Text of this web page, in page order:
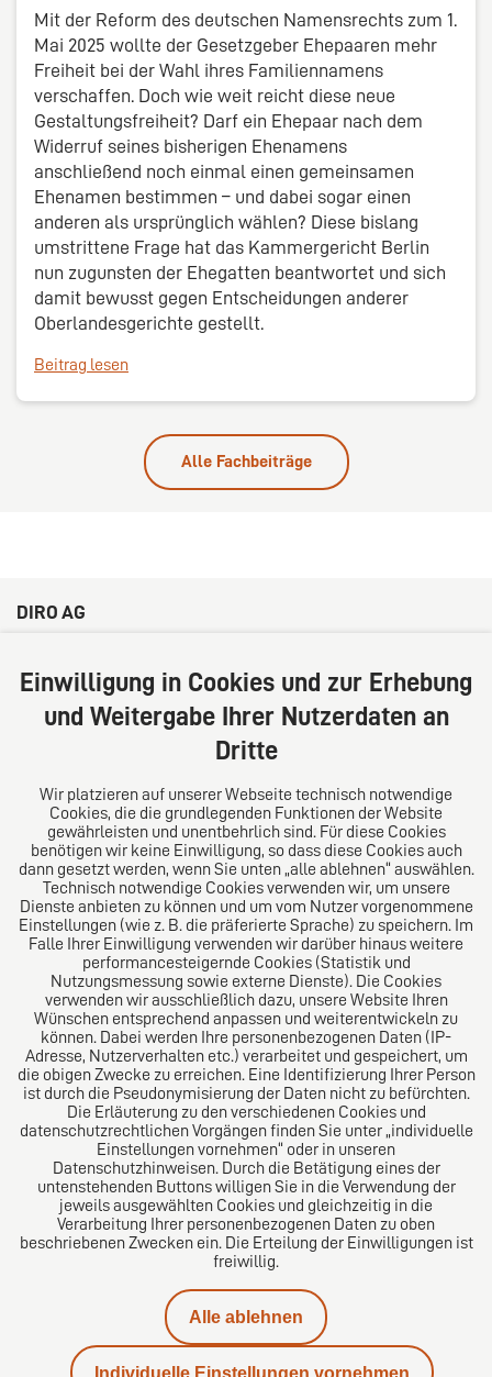
Mit der Reform des deutschen Namensrechts zum 1.
Mai 2025 wollte der Gesetzgeber Ehepaaren mehr
Freiheit bei der Wahl ihres Familiennamens
verschaffen. Doch wie weit reicht diese neue
Gestaltungsfreiheit? Darf ein Ehepaar nach dem
Widerruf seines bisherigen Ehenamens
anschließend noch einmal einen gemeinsamen
Ehenamen bestimmen – und dabei sogar einen
anderen als ursprünglich wählen? Diese bislang
umstrittene Frage hat das Kammergericht Berlin
nun zugunsten der Ehegatten beantwortet und sich
damit bewusst gegen Entscheidungen anderer
Oberlandesgerichte gestellt.
Beitrag lesen
Alle Fachbeiträge
DIRO AG
20354 Hamburg
Deutschland
Tel: +49 (0) 40 41352231
Über uns
Das Kanzlei-Vertrauensnetzwerk. Aus Europa für die
Welt. Für den erfolgreichen Mittelstand.
Folgen Sie uns auf
Das europäische Kanzlei-Netzwerk
Datenschutz
Einwilligung in Cookies und zur Erhebung
und Weitergabe Ihrer Nutzerdaten an
Dritte
Wir platzieren auf unserer Webseite technisch notwendige
Cookies, die die grundlegenden Funktionen der Website
gewährleisten und unentbehrlich sind. Für diese Cookies
benötigen wir keine Einwilligung, so dass diese Cookies auch
dann gesetzt werden, wenn Sie unten „alle ablehnen“ auswählen.
Technisch notwendige Cookies verwenden wir, um unsere
Dienste anbieten zu können und um vom Nutzer vorgenommene
Einstellungen (wie z. B. die präferierte Sprache) zu speichern. Im
Falle Ihrer Einwilligung verwenden wir darüber hinaus weitere
performancesteigernde Cookies (Statistik und
Nutzungsmessung sowie externe Dienste). Die Cookies
verwenden wir ausschließlich dazu, unsere Website Ihren
Wünschen entsprechend anpassen und weiterentwickeln zu
können. Dabei werden Ihre personenbezogenen Daten (IP-
Adresse, Nutzerverhalten etc.) verarbeitet und gespeichert, um
die obigen Zwecke zu erreichen. Eine Identifizierung Ihrer Person
ist durch die Pseudonymisierung der Daten nicht zu befürchten.
Die Erläuterung zu den verschiedenen Cookies und
datenschutzrechtlichen Vorgängen finden Sie unter „individuelle
Einstellungen vornehmen“ oder in unseren
Datenschutzhinweisen. Durch die Betätigung eines der
untenstehenden Buttons willigen Sie in die Verwendung der
jeweils ausgewählten Cookies und gleichzeitig in die
Verarbeitung Ihrer personenbezogenen Daten zu oben
beschriebenen Zwecken ein. Die Erteilung der Einwilligungen ist
freiwillig.
Alle ablehnen
Individuelle Einstellungen vornehmen